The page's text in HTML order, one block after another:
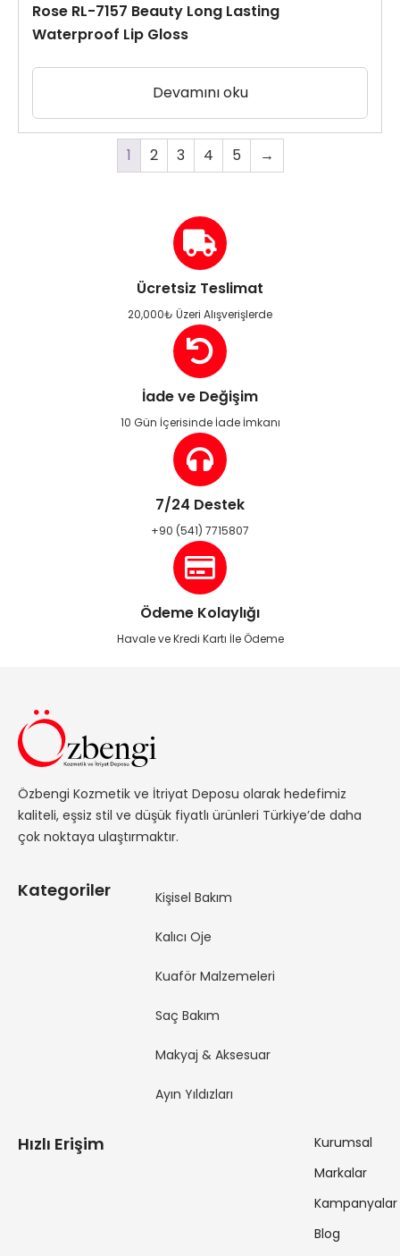
Rose RL-7157 Beauty Long Lasting
Waterproof Lip Gloss
Devamını oku
1 2 3 4 5 →
Ücretsiz Teslimat
20,000₺ Üzeri Alışverişlerde
İade ve Değişim
10 Gün İçerisinde İade İmkanı
7/24 Destek
+90 (541) 7715807
Ödeme Kolaylığı
Havale ve Kredi Kartı İle Ödeme
Özbengi Kozmetik ve İtriyat Deposu olarak hedefimiz
kaliteli, eşsiz stil ve düşük fiyatlı ürünleri Türkiye’de daha
çok noktaya ulaştırmaktır.
Kategoriler Kişisel Bakım
Kalıcı Oje
Kuaför Malzemeleri
Saç Bakım
Makyaj & Aksesuar
Ayın Yıldızları
Hızlı Erişim
Kurumsal
Markalar
Kampanyalar
Blog